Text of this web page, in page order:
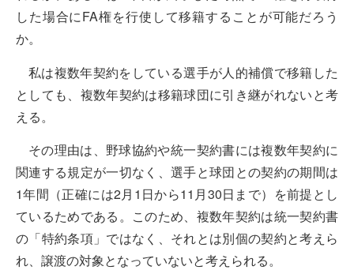
した場合にFA権を行使して移籍することが可能だろう
か。
私は複数年契約をしている選手が人的補償で移籍した
としても、複数年契約は移籍球団に引き継がれないと考
える。
その理由は、野球協約や統一契約書には複数年契約に
関連する規定が一切なく、選手と球団との契約の期間は
1年間（正確には2月1日から11月30日まで）を前提とし
ているためである。このため、複数年契約は統一契約書
の「特約条項」ではなく、それとは別個の契約と考えら
れ、譲渡の対象となっていないと考えられる。